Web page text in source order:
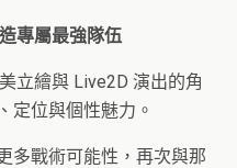
專屬最強隊伍
立繪與 Live2D 演出的角
定位與個性魅力。
多戰術可能性，再次與那